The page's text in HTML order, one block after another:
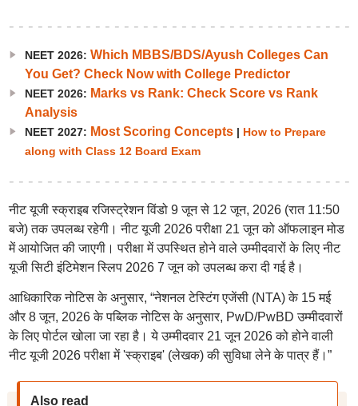
NEET 2026: Which MBBS/BDS/Ayush Colleges Can
You Get? Check Now with College Predictor
NEET 2026: Marks vs Rank: Check Score vs Rank
Analysis
NEET 2027: Most Scoring Concepts| How to Prepare
along with Class 12 Board Exam
नीट यूजी स्क्राइब रजिस्ट्रेशन विंडो 9 जून से 12 जून, 2026 (रात 11:50
बजे) तक उपलब्ध रहेगी। नीट यूजी 2026 परीक्षा 21 जून को ऑफलाइन मोड
में आयोजित की जाएगी। परीक्षा में उपस्थित होने वाले उम्मीदवारों के लिए नीट
यूजी सिटी इंटिमेशन स्लिप 2026 7 जून को उपलब्ध करा दी गई है।
आधिकारिक नोटिस के अनुसार, “नेशनल टेस्टिंग एजेंसी (NTA) के 15 मई
और 8 जून, 2026 के पब्लिक नोटिस के अनुसार, PwD/PwBD उम्मीदवारों
के लिए पोर्टल खोला जा रहा है। ये उम्मीदवार 21 जून 2026 को होने वाली
नीट यूजी 2026 परीक्षा में 'स्क्राइब' (लेखक) की सुविधा लेने के पात्र हैं।”
Also read